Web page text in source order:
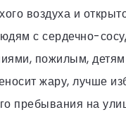
воздуха и
с сердечно-
пожилым, детям
жару, лучше
пребывания на